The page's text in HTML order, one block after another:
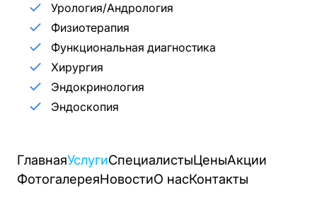
Урология/Андрология
Физиотерапия
Функциональная диагностика
Хирургия
Эндокринология
Эндоскопия
ГлавнаяУслугиСпециалистыЦеныАкции
ФотогалереяНовостиО насКонтакты